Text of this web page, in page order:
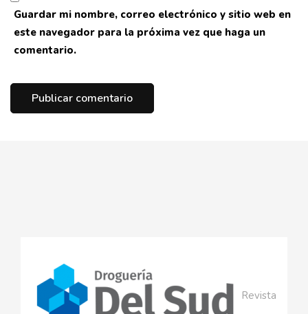
Guardar mi nombre, correo electrónico y sitio web en
este navegador para la próxima vez que haga un
comentario.
Revista